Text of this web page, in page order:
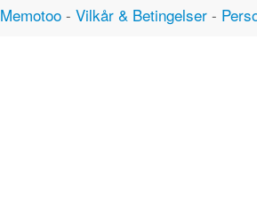
Memotoo- Vilkår & Betingelser-